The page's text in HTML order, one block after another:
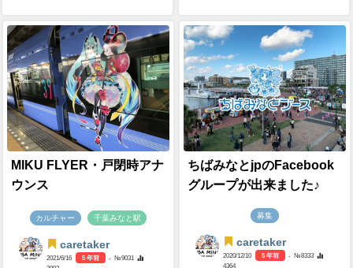
MIKU FLYER・戸閉時アナ
ウンス
カルチャー 千葉みなと駅
caretaker
2021/6/16 5 年前
- №9031
ちばみなとjpのFacebook
グループが出来ました♪
募集
caretaker
2020/12/10 5 年前
- №8333
4364